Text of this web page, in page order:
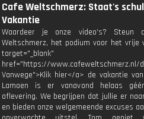
Cafe Weltschmerz: Staat's
Vakantie
Waardeer je onze video's? Steun
Weltschmerz, het podium voor het vrije
target="_blank"
href="https://www.cafeweltschmerz.nl/
Vanwege">Klik hier</a> de vakantie
Lamoen is er vanavond helaas
aflevering. We begrijpen dat jullie er
en bieden onze welgemeende excuses